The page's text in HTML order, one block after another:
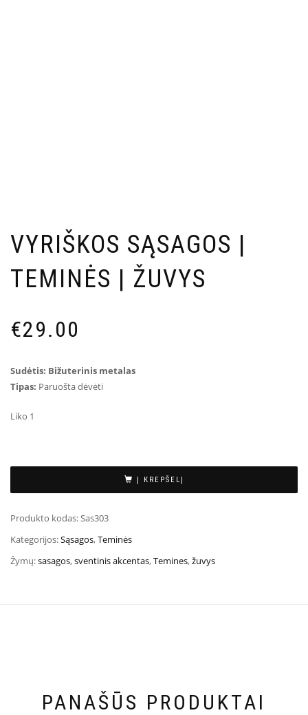
VYRIŠKOS SĄSAGOS |
TEMINĖS | ŽUVYS
€29.00
Sudėtis: Bižuterinis metalas
Tipas: Paruošta dėvėti
Liko 1
Į KREPŠELĮ
Produkto kodas:Sas303
Kategorijos:Sąsagos,Teminės
Žymų:sasagos,sventinis akcentas,Temines,žuvys
PANAŠŪS PRODUKTAI